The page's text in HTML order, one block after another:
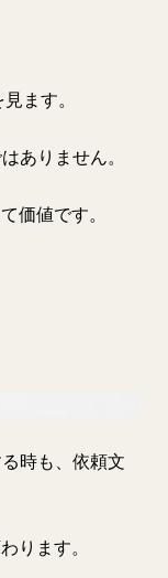
ます。
ありません。
価値です。
時も、依頼文
ります。